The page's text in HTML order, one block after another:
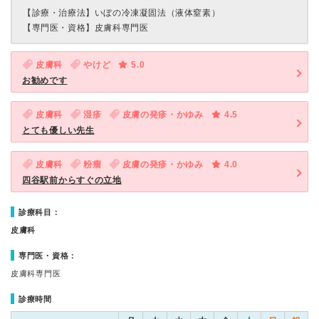
【診療・治療法】 いぼの冷凍凝固法（液体窒素）
【専門医・資格】 皮膚科専門医
皮膚科 やけど
5.0
お勧めです
皮膚科 湿疹 皮膚の発疹・かゆみ
4.5
とても優しい先生
皮膚科 粉瘤 皮膚の発疹・かゆみ
4.0
四谷駅前からすぐの立地
診療科目：
皮膚科
専門医・資格：
皮膚科専門医
診療時間